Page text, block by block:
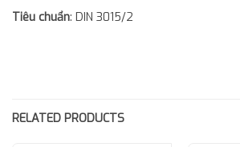
Tiêu chuẩn: DIN 3015/2
RELATED PRODUCTS